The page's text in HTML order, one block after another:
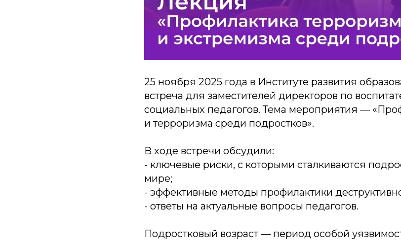
25 ноября 2025 года в Институте развития
встреча для заместителей директоров по
социальных педагогов. Тема мероприятия —
и терроризма среди подростков».
В ходе встречи обсудили:
- ключевые риски, с которыми сталкиваются
мире;
- эффективные методы профилактики
- ответы на актуальные вопросы педагогов.
Подростковый возраст — период особой